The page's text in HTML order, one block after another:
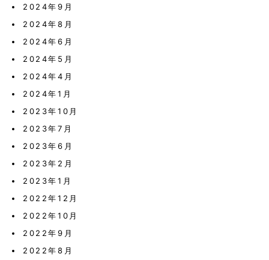
2024年9月
2024年8月
2024年6月
2024年5月
2024年4月
2024年1月
2023年10月
2023年7月
2023年6月
2023年2月
2023年1月
2022年12月
2022年10月
2022年9月
2022年8月